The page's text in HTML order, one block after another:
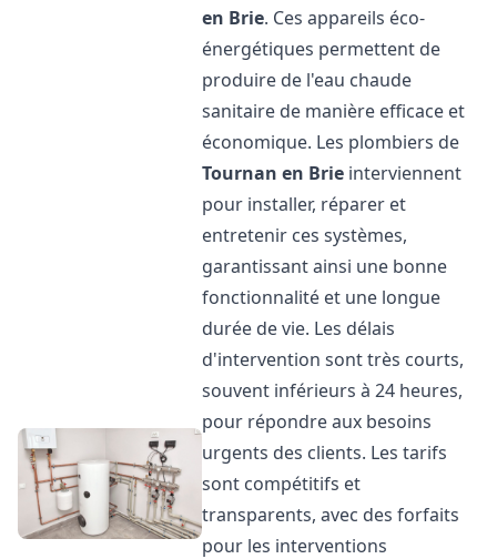
en Brie. Ces appareils éco-
énergétiques permettent de
produire de l'eau chaude
sanitaire de manière efficace et
économique. Les plombiers de
Tournan en Brie interviennent
pour installer, réparer et
entretenir ces systèmes,
garantissant ainsi une bonne
fonctionnalité et une longue
durée de vie. Les délais
d'intervention sont très courts,
souvent inférieurs à 24 heures,
pour répondre aux besoins
urgents des clients. Les tarifs
sont compétitifs et
transparents, avec des forfaits
pour les interventions